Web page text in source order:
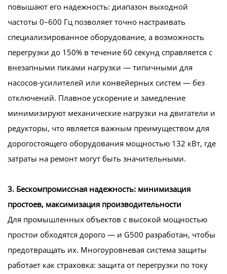
повышают его надежность: диапазон выходной
частоты 0–600 Гц позволяет точно настраивать
специализированное оборудование, а возможность
перегрузки до 150% в течение 60 секунд справляется с
внезапными пиками нагрузки — типичными для
насосов-усилителей или конвейерных систем — без
отключений. Плавное ускорение и замедление
минимизируют механические нагрузки на двигатели и
редукторы, что является важным преимуществом для
дорогостоящего оборудования мощностью 132 кВт, где
затраты на ремонт могут быть значительными.
3. Бескомпромиссная надежность: минимизация
простоев, максимизация производительности
Для промышленных объектов с высокой мощностью
простои обходятся дорого — и G500 разработан, чтобы
предотвращать их. Многоуровневая система защиты
работает как страховка: защита от перегрузки по току